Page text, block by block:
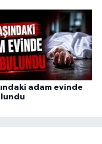
adam evinde